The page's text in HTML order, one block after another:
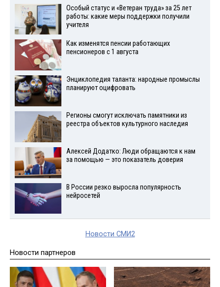
Особый статус и «Ветеран труда» за 25 лет
работы: какие меры поддержки получили
учителя
Как изменятся пенсии работающих
пенсионеров с 1 августа
Энциклопедия таланта: народные промыслы
планируют оцифровать
Регионы смогут исключать памятники из
реестра объектов культурного наследия
Алексей Додатко: Люди обращаются к нам
за помощью — это показатель доверия
В России резко выросла популярность
нейросетей
Новости СМИ2
Новости партнеров